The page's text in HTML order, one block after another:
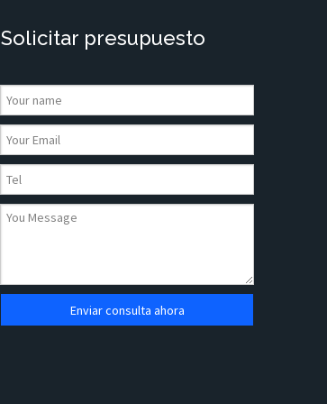
Solicitar presupuesto
Enviar consulta ahora